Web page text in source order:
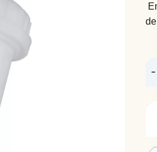
-